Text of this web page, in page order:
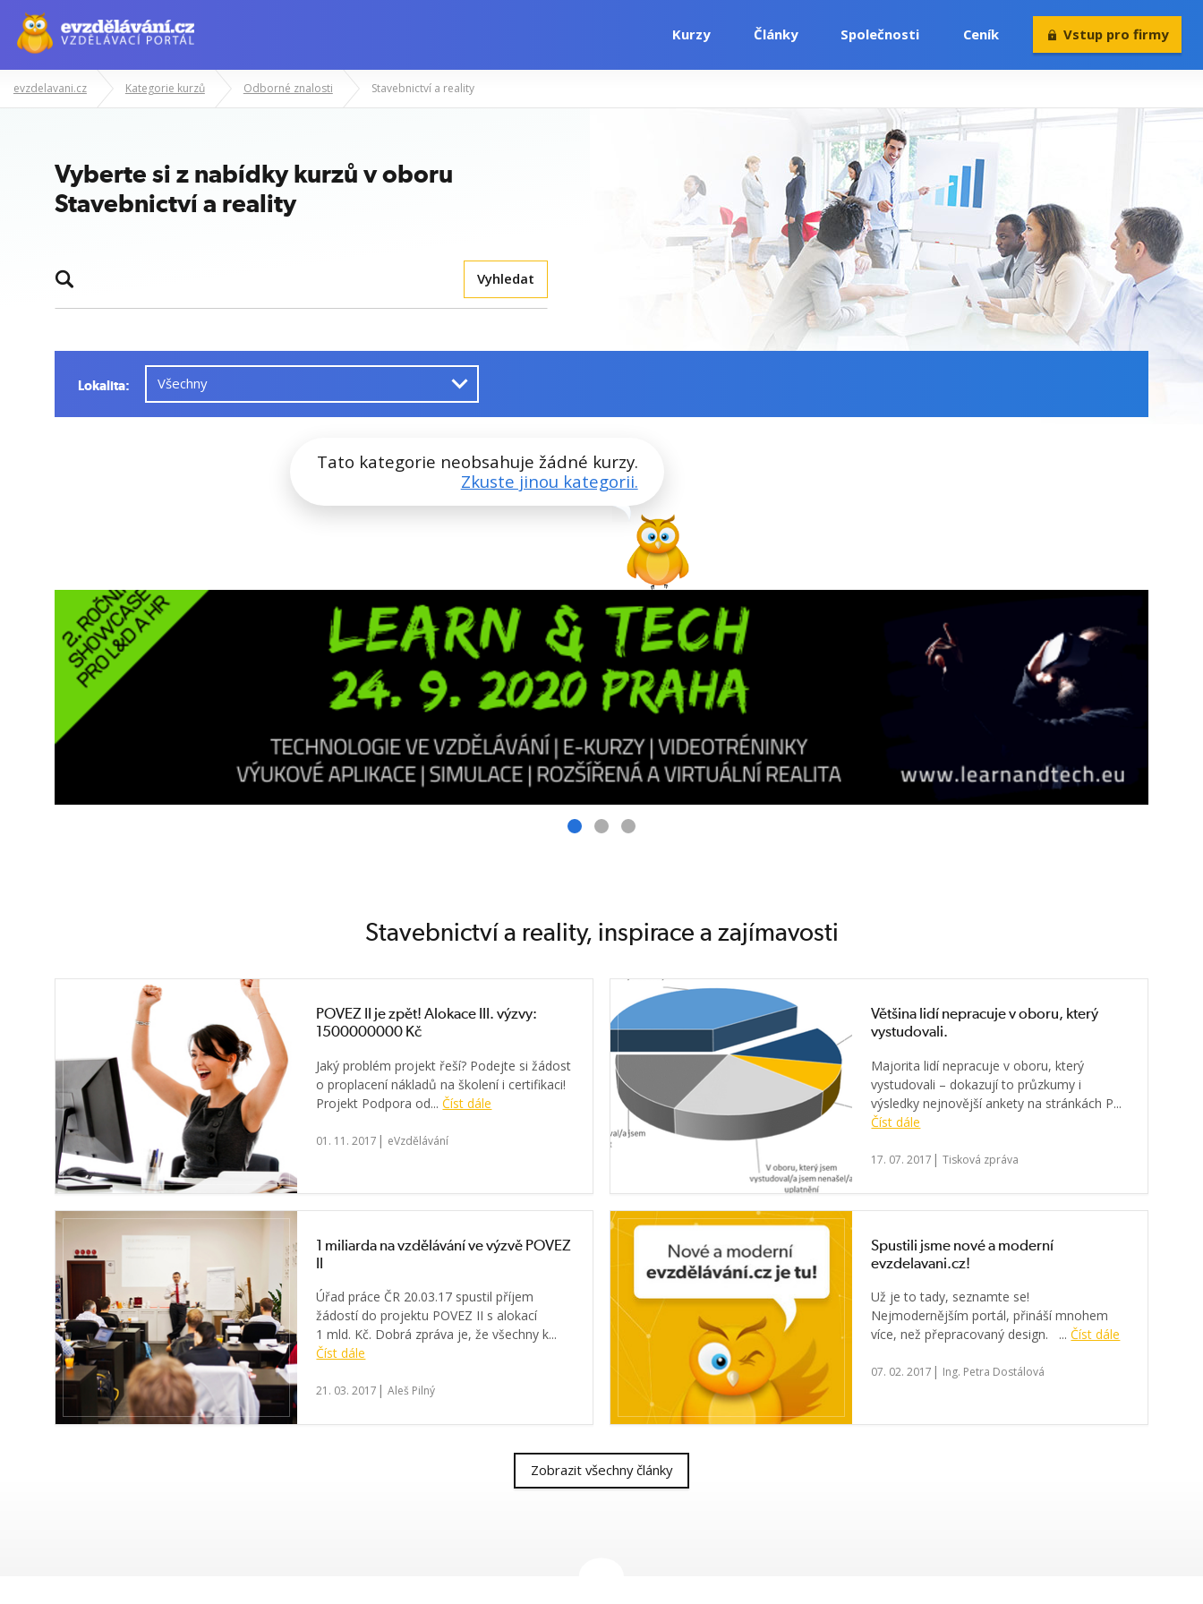
Kurzy Články Společnosti Ceník Vstup pro firmy
evzdelavani.cz Kategorie kurzů Odborné znalosti Stavebnictví a reality
Vyberte si z nabídky kurzů v oboru
Stavebnictví a reality
Vyhledat
Lokalita:
Tato kategorie neobsahuje žádné kurzy.
Zkuste jinou kategorii.
Stavebnictví a reality, inspirace a zajímavosti
POVEZ II je zpět! Alokace III. výzvy:
1500000000 Kč
Jaký problém projekt řeší? Podejte si žádost
o proplacení nákladů na školení i certifikaci!
Projekt Podpora od...Číst dále
01. 11. 2017 | eVzdělávání
Většina lidí nepracuje v oboru, který
vystudovali.
Majorita lidí nepracuje v oboru, který
vystudovali – dokazují to průzkumy i
výsledky nejnovější ankety na stránkách P...
Číst dále
17. 07. 2017 |Tisková zpráva
1 miliarda na vzdělávání ve výzvě POVEZ
II
Úřad práce ČR 20.03.17 spustil příjem
žádostí do projektu POVEZ II s alokací
1 mld. Kč. Dobrá zpráva je, že všechny k...
Číst dále
21. 03. 2017 |Aleš Pilný
Spustili jsme nové a moderní
evzdelavani.cz!
Už je to tady, seznamte se!
Nejmodernějším portál, přináší mnohem
více, než přepracovaný design. ...Číst dále
07. 02. 2017 | Ing. Petra Dostálová
Zobrazit všechny články